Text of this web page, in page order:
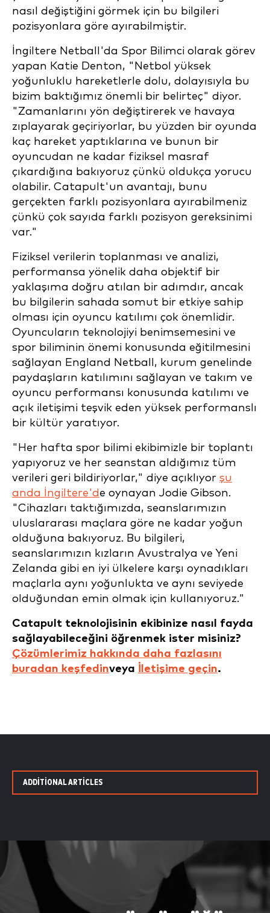
nasıl değiştiğini görmek için bu bilgileri
pozisyonlara göre ayırabilmiştir.
İngiltere Netball'da Spor Bilimci olarak görev
yapan Katie Denton, "Netbol yüksek
yoğunluklu hareketlerle dolu, dolayısıyla bu
bizim baktığımız önemli bir belirteç" diyor.
"Zamanlarını yön değiştirerek ve havaya
zıplayarak geçiriyorlar, bu yüzden bir oyunda
kaç hareket yaptıklarına ve bunun bir
oyuncudan ne kadar fiziksel masraf
çıkardığına bakıyoruz çünkü oldukça yorucu
olabilir. Catapult'un avantajı, bunu
gerçekten farklı pozisyonlara ayırabilmeniz
çünkü çok sayıda farklı pozisyon gereksinimi
var."
Fiziksel verilerin toplanması ve analizi,
performansa yönelik daha objektif bir
yaklaşıma doğru atılan bir adımdır, ancak
bu bilgilerin sahada somut bir etkiye sahip
olması için oyuncu katılımı çok önemlidir.
Oyuncuların teknolojiyi benimsemesini ve
spor biliminin önemi konusunda eğitilmesini
sağlayan England Netball, kurum genelinde
paydaşların katılımını sağlayan ve takım ve
oyuncu performansı konusunda katılımı ve
açık iletişimi teşvik eden yüksek performanslı
bir kültür yaratıyor.
"Her hafta spor bilimi ekibimizle bir toplantı
yapıyoruz ve her seanstan aldığımız tüm
verileri geri bildiriyorlar," diye açıklıyor şu
anda İngiltere'd e oynayan Jodie Gibson.
"Cihazları taktığımızda, seanslarımızın
uluslararası maçlara göre ne kadar yoğun
olduğuna bakıyoruz. Bu bilgileri,
seanslarımızın kızların Avustralya ve Yeni
Zelanda gibi en iyi ülkelere karşı oynadıkları
maçlarla aynı yoğunlukta ve aynı seviyede
olduğundan emin olmak için kullanıyoruz."
Catapult teknolojisinin ekibinize nasıl fayda
sağlayabileceğini öğrenmek ister misiniz?
Çözümlerimiz hakkında daha fazlasını
buradan keşfedinveya İletişime geçin.
ADDITIONAL ARTICLES